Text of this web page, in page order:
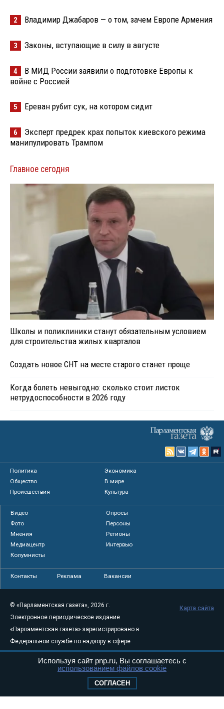
2 Владимир Джабаров — о том, зачем Европе Армения
3 Законы, вступающие в силу в августе
4
В МИД России заявили о подготовке Европы к
войне с Россией
5 Ереван рубит сук, на котором сидит
6
Эксперт предрек крах попыток киевского режима
манипулировать Трампом
Главное сегодня
Школы и поликлиники станут обязательным условием
для строительства жилых кварталов
Создать новое СНТ на месте старого станет проще
Когда болеть невыгодно: сколько стоит листок
нетрудоспособности в 2026 году
Политика
Экономика
Общество
В мире
Происшествия
Культура
Видео
Опросы
Фото
Персоны
Мнения
Регионы
Медиацентр
Интервью
Колумнисты
Контакты Реклама Вакансии
© «Парламентская газета», 2026 г.
Электронное периодическое издание
«Парламентская газета» зарегистрировано в
Федеральной службе по надзору в сфере
связи, информационных технологий и
массовых коммуникаций (Роскомнадзор) 05
Свидетельство о регистрации Эл № ФС77-
Карта сайта
Используя сайт pnp.ru, Вы соглашаетесь с
использованием файлов cookie
СОГЛАСЕН